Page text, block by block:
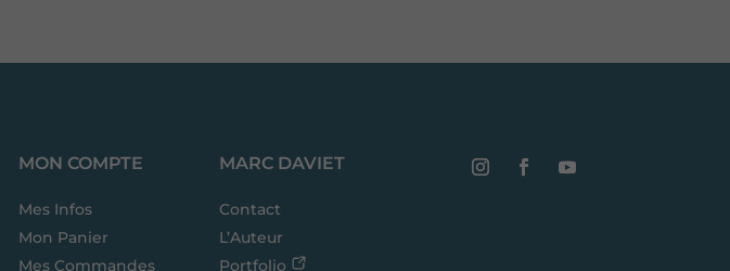
MON COMPTE
Mes Infos
Mon Panier
Mes Commandes
MARC DAVIET
Contact
L’Auteur
Portfolio